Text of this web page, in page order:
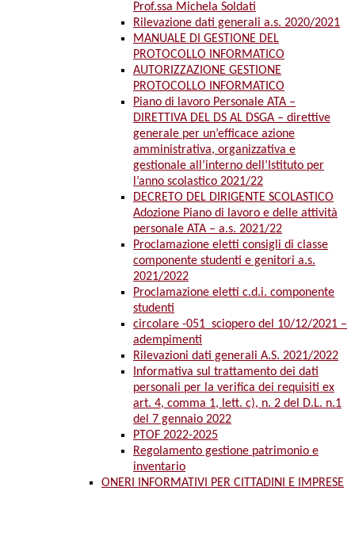
Prof.ssa Michela Soldati
Rilevazione dati generali a.s. 2020/2021
MANUALE DI GESTIONE DEL
PROTOCOLLO INFORMATICO
AUTORIZZAZIONE GESTIONE
PROTOCOLLO INFORMATICO
Piano di lavoro Personale ATA –
DIRETTIVA DEL DS AL DSGA – direttive
generale per un’efficace azione
amministrativa, organizzativa e
gestionale all’interno dell’Istituto per
l’anno scolastico 2021/22
DECRETO DEL DIRIGENTE SCOLASTICO
Adozione Piano di lavoro e delle attività
personale ATA – a.s. 2021/22
Proclamazione eletti consigli di classe
componente studenti e genitori a.s.
2021/2022
Proclamazione eletti c.d.i. componente
studenti
circolare -051_sciopero del 10/12/2021 –
adempimenti
Rilevazioni dati generali A.S. 2021/2022
Informativa sul trattamento dei dati
personali per la verifica dei requisiti ex
art. 4, comma 1, lett. c), n. 2 del D.L. n.1
del 7 gennaio 2022
PTOF 2022-2025
Regolamento gestione patrimonio e
inventario
ONERI INFORMATIVI PER CITTADINI E IMPRESE